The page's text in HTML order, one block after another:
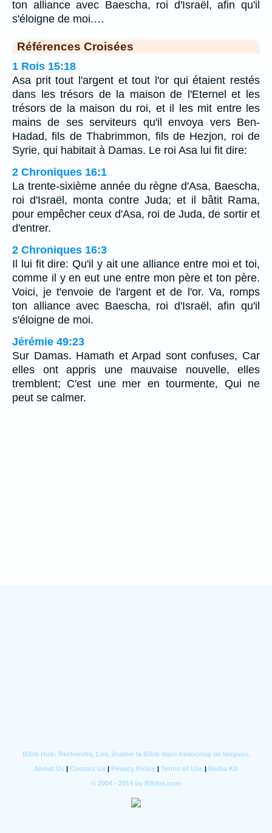
ton alliance avec Baescha, roi d'Israël, afin qu'il
s'éloigne de moi.…
Références Croisées
1 Rois 15:18
Asa prit tout l'argent et tout l'or qui étaient restés
dans les trésors de la maison de l'Eternel et les
trésors de la maison du roi, et il les mit entre les
mains de ses serviteurs qu'il envoya vers Ben-
Hadad, fils de Thabrimmon, fils de Hezjon, roi de
Syrie, qui habitait à Damas. Le roi Asa lui fit dire:
2 Chroniques 16:1
La trente-sixième année du règne d'Asa, Baescha,
roi d'Israël, monta contre Juda; et il bâtit Rama,
pour empêcher ceux d'Asa, roi de Juda, de sortir et
d'entrer.
2 Chroniques 16:3
Il lui fit dire: Qu'il y ait une alliance entre moi et toi,
comme il y en eut une entre mon père et ton père.
Voici, je t'envoie de l'argent et de l'or. Va, romps
ton alliance avec Baescha, roi d'Israël, afin qu'il
s'éloigne de moi.
Jérémie 49:23
Sur Damas. Hamath et Arpad sont confuses, Car
elles ont appris une mauvaise nouvelle, elles
tremblent; C'est une mer en tourmente, Qui ne
peut se calmer.